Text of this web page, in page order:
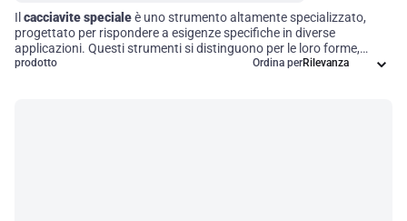
Il cacciavite specialeè uno strumento altamente specializzato,
progettato per rispondere a esigenze specifiche in diverse
applicazioni. Questi strumenti si distinguono per le loro forme,
dimensioni e caratteristiche uniche, studiate per affrontare compiti
prodotto Ordina per